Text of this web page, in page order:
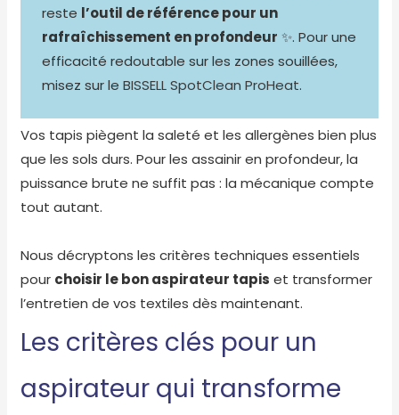
reste l’outil de référence pour un
rafraîchissement en profondeur ✨. Pour une
efficacité redoutable sur les zones souillées,
misez sur leBISSELL SpotClean ProHeat.
Vos tapis piègent la saleté et les allergènes bien plus
que les sols durs. Pour les assainir en profondeur, la
puissance brute ne suffit pas : la mécanique compte
tout autant.
Nous décryptons les critères techniques essentiels
pour choisir le bon aspirateur tapis et transformer
l’entretien de vos textiles dès maintenant.
Les critères clés pour un
aspirateur qui transforme